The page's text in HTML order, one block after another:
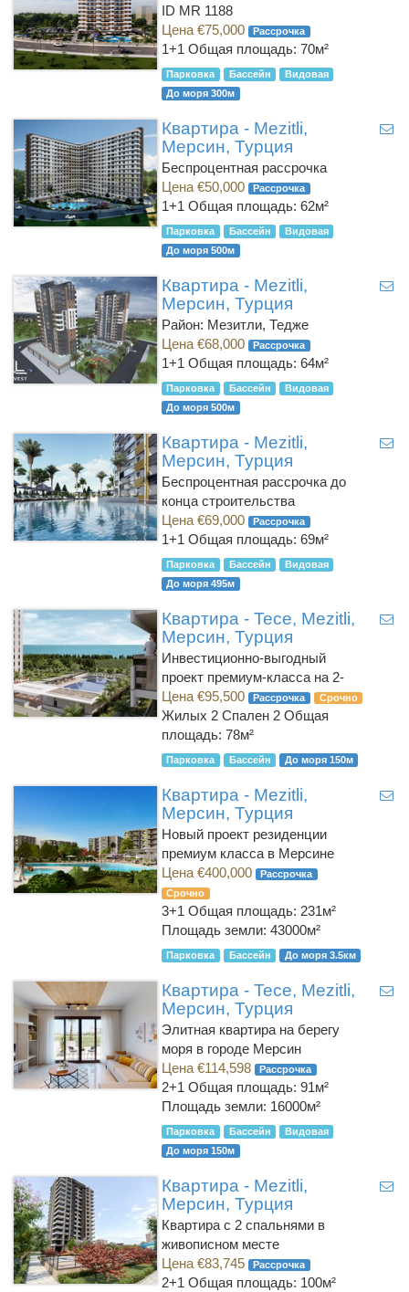
ID MR 1188
Цена €75,000
Рассрочка
1+1 Общая площадь: 70м²
Парковка Бассейн
Видовая
До моря 300м
Квартира - Mezitli,
Мерсин, Турция
Беспроцентная рассрочка
Цена €50,000
Рассрочка
1+1 Общая площадь: 62м²
Парковка Бассейн
Видовая
До моря 500м
Квартира - Mezitli,
Мерсин, Турция
Район: Мезитли, Тедже
Цена €68,000
Рассрочка
1+1 Общая площадь: 64м²
Парковка Бассейн
Видовая
До моря 500м
Квартира - Mezitli,
Мерсин, Турция
Беспроцентная рассрочка до
конца строительства
Цена €69,000
Рассрочка
1+1 Общая площадь: 69м²
Парковка Бассейн
Видовая
До моря 495м
Квартира - Tece, Mezitli,
Мерсин, Турция
Инвестиционно-выгодный
проект премиум-класса на 2-
Цена €95,500
Рассрочка Срочно
Жилых 2 Спален 2 Общая
площадь: 78м²
Парковка Бассейн До моря 150м
Квартира - Mezitli,
Мерсин, Турция
Новый проект резиденции
премиум класса в Мерсине
Цена €400,000
Рассрочка
Срочно
3+1 Общая площадь: 231м²
Площадь земли: 43000м²
Парковка Бассейн До моря 3.5км
Квартира - Tece, Mezitli,
Мерсин, Турция
Элитная квартира на берегу
моря в городе Мерсин
Цена €114,598
Рассрочка
2+1 Общая площадь: 91м²
Площадь земли: 16000м²
Парковка Бассейн
Видовая
До моря 150м
Квартира - Mezitli,
Мерсин, Турция
Квартира с 2 спальнями в
живописном месте
Цена €83,745
Рассрочка
2+1 Общая площадь: 100м²